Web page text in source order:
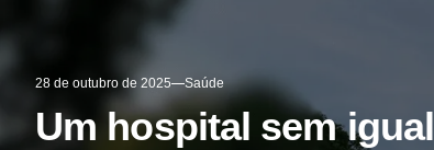
28 de outubro de 2025 Saúde
Um hospital sem igual